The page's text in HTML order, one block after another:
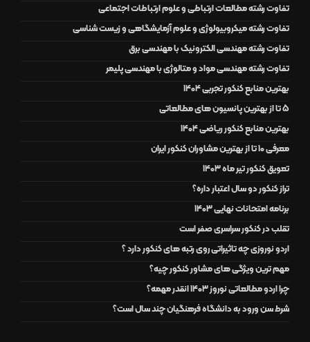
تفاوت رشته مطالعات ارتباطی و علوم ارتباطات اجتماعی
تفاوت رشته میکروبیولوژی و علوم آزمایشگاهی و زیست شناسی
تفاوت رشته مهندسی الکترونیک با مهندسی برق
تفاوت رشته مهندسی مواد و متالوژی با مهندسی پلیمر
بهترین منابع کنکور تجربی 1404
5 تا از بهترین پانسیون های مطالعاتی
بهترین منابع کنکور ریاضی 1404
معرفی 10 تا از بهترین مشاوران کنکور ایران
تعویق کنکور تیر ماه 1403
تراز کنکور دو سال اعتبار داره؟
برنامه امتحانات نهایی 1403
تقلب در کنکور سراسری صفر است
اردو نوروزی چه تاثیراتی روی رتبه های کنکور دارد ؟
مهم ترین ویژگی های مشاور کنکور چیه؟
چرا اردو مطالعاتی نوروز 1403 انقدر مهمه؟
شرط سن ورود به دانشگاه فرهنگیان چند سال است؟